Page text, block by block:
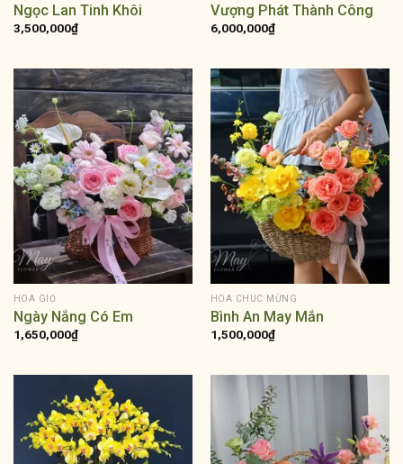
Ngọc Lan Tinh Khôi
3,500,000₫
Vượng Phát Thành Công
6,000,000₫
HOA GIỎ
Ngày Nắng Có Em
1,650,000₫
HOA CHÚC MỪNG
Bình An May Mắn
1,500,000₫